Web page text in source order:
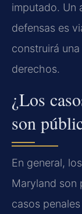
imputado. Un
defensas es
construirá
derechos.
¿Los
son
En general,
Maryland son
casos